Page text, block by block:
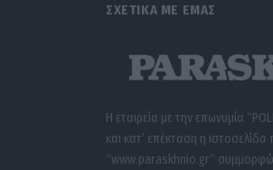
ΣΧΕΤΙΚΑ ΜΕ ΕΜΑΣ
Η εταιρεία με την επωνυμία
και κατ’ επέκταση η ιστοσελίδα
“www.paraskhnio.gr”